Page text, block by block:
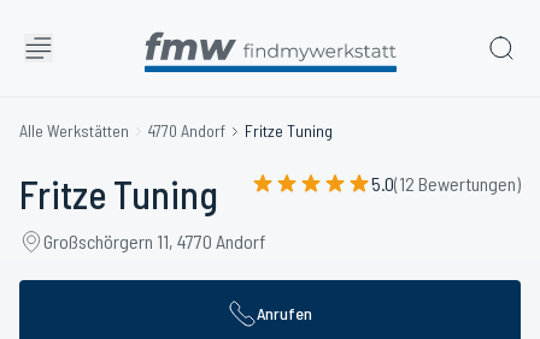
Alle Werkstätten 4770 Andorf Fritze Tuning
Fritze Tuning 5.0(12 Bewertungen)
Großschörgern 11, 4770 Andorf
Anrufen